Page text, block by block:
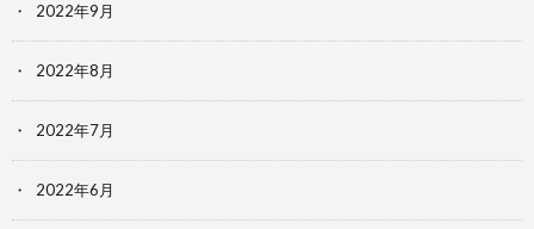
2022年9月
2022年8月
2022年7月
2022年6月